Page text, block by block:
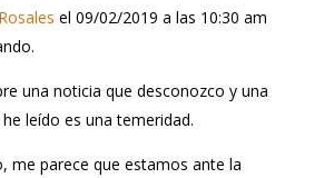
el 09/02/2019 a las 10:30 am
una noticia que desconozco y una
leído es una temeridad.
me parece que estamos ante la